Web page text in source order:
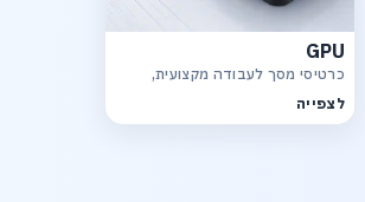
GPU
כרטיסי מסך לעבודה מקצועית,
לצפייה